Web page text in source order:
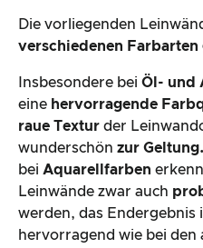
Die vorliegenden
verschiedenen Farbarten
Insbesondere bei Öl- und
eine hervorragende
raue Textur der
wunderschön zur Geltung.
bei Aquarellfarben
Leinwände zwar auch
werden, das Endergebnis
hervorragend wie bei den